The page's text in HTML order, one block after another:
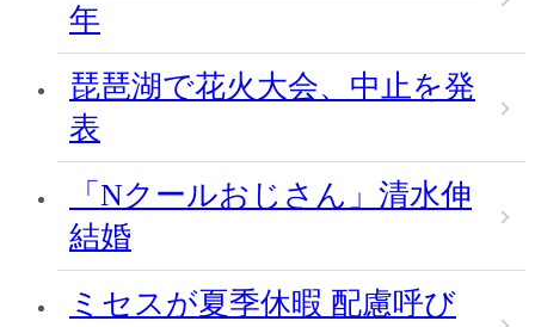
年
琵琶湖で花火大会、中止を発
表
「Nクールおじさん」清水伸
結婚
ミセスが夏季休暇 配慮呼び